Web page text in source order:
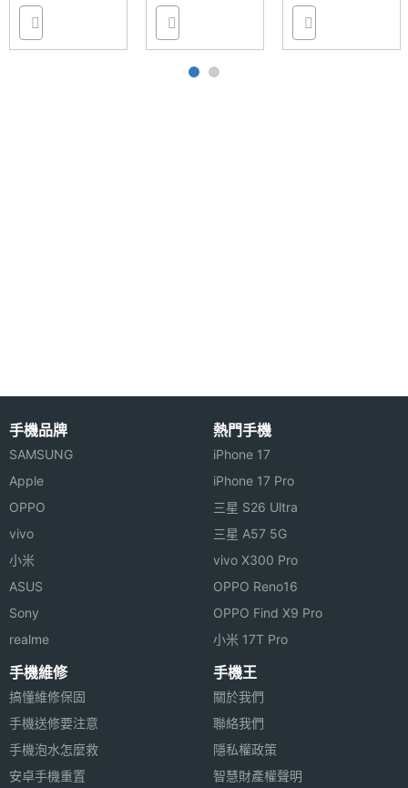
第三主
相機感
通訊與網路
5G NR
頻率
1800(n3), 2100(n1), 2300(n40),
700(n28), 850(n5), 900(n8)
5G NR
頻段
方式
4G FDD
LTE
1700(B4), 1800(B3), 1900(B2), 2100(B1),
2600(B7), 700(B28), 850(B5), 900(B8)
4G
TDD
2300(B40), 2500(B41), 2600(B38)
手機品牌
SAMSUNG
Apple
OPPO
vivo
小米
ASUS
Sony
realme
熱門手機
iPhone 17
iPhone 17 Pro
三星 S26 Ultra
三星 A57 5G
vivo X300 Pro
OPPO Reno16
OPPO Find X9 Pro
小米 17T Pro
手機維修
搞懂維修保固
手機送修要注意
手機泡水怎麼救
安卓手機重置
手機王
關於我們
聯絡我們
隱私權政策
智慧財產權聲明